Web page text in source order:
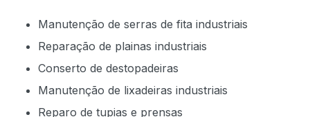
Manutenção de serras de fita industriais
Reparação de plainas industriais
Conserto de destopadeiras
Manutenção de lixadeiras industriais
Reparo de tupias e prensas